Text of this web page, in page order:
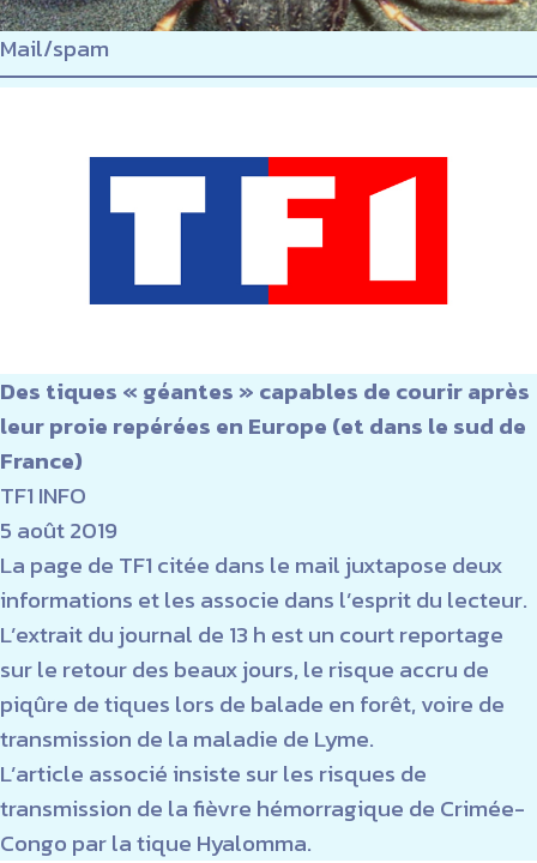
Mail/spam
Des tiques « géantes » capables de courir après
leur proie repérées en Europe (et dans le sud de
France)
TF1 INFO
5 août 2019
La page de TF1 citée dans le mail juxtapose deux
informations et les associe dans l’esprit du lecteur.
L’extrait du journal de 13 h est un court reportage
sur le retour des beaux jours, le risque accru de
piqûre de tiques lors de balade en forêt, voire de
transmission de la maladie de Lyme.
L’article associé insiste sur les risques de
transmission de la fièvre hémorragique de Crimée-
Congo par la tique Hyalomma.